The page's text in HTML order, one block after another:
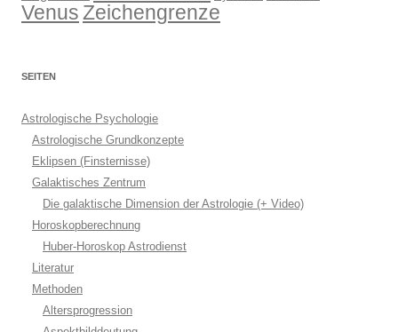
VenusZeichengrenze
SEITEN
Astrologische Psychologie
Astrologische Grundkonzepte
Eklipsen (Finsternisse)
Galaktisches Zentrum
Die galaktische Dimension der Astrologie (+ Video)
Horoskopberechnung
Huber-Horoskop Astrodienst
Literatur
Methoden
Altersprogression